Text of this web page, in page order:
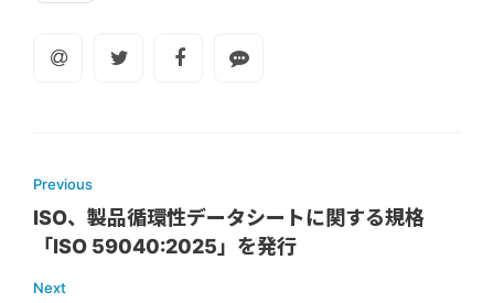
Previous
ISO、製品循環性データシートに関する規格
「ISO 59040:2025」を発行
Next